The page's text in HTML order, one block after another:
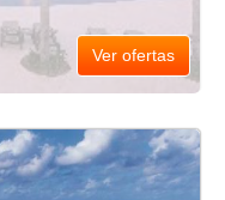
Ver ofertas